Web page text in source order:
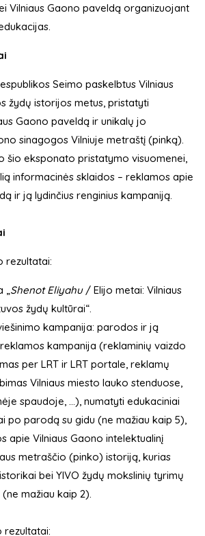
Vilniaus Gaono paveldą organizuojant
Seimo paskelbtus Vilniaus
žydų istorijos metus, pristatyti
Gaono paveldą ir unikalų jo
sinagogos Vilniuje metraštį (pinką).
šio eksponato pristatymo visuomenei,
informacinės sklaidos – reklamos apie
ir ją lydinčius renginius kampaniją.
rezultatai:
Shenot Eliyahu/ Elijo metai: Vilniaus
žydų kultūrai“.
kampanija: parodos ir ją
kampanija (reklaminių vaizdo
per LRT ir LRT portale, reklamų
Vilniaus miesto lauko stenduose,
spaudoje, ...), numatyti edukaciniai
po parodą su gidu (ne mažiau kaip 5),
apie Vilniaus Gaono intelektualinį
metraščio (pinko) istoriją, kurias
bei YIVO žydų mokslinių tyrimų
mažiau kaip 2).
rezultatai: